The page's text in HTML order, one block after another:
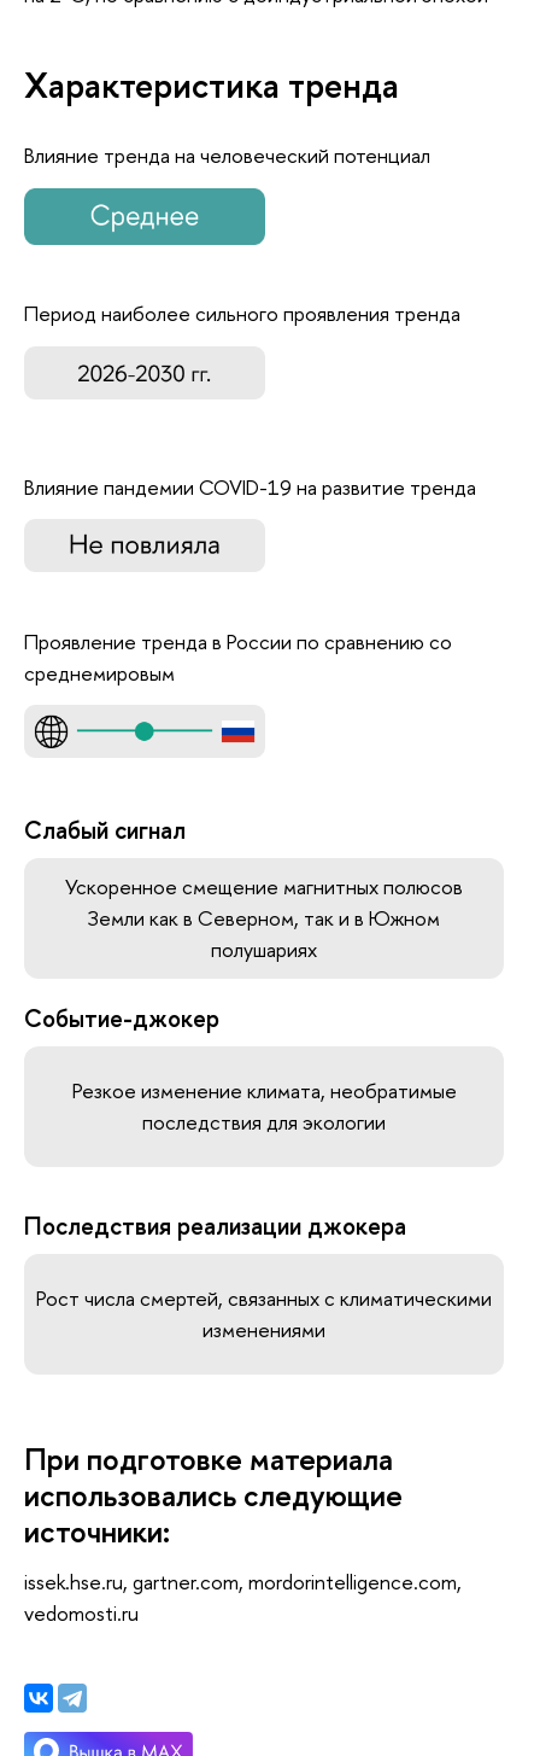
Характеристика тренда
Влияние тренда на человеческий потенциал
Период наиболее сильного проявления тренда
Влияние пандемии COVID-19 на развитие тренда
Проявление тренда в России по сравнению со
среднемировым
Слабый сигнал
Ускоренное смещение магнитных полюсов
Земли как в Северном, так и в Южном
полушариях
Событие-джокер
Резкое изменение климата, необратимые
последствия для экологии
Последствия реализации джокера
Рост числа смертей, связанных с климатическими
изменениями
При подготовке материала
использовались следующие
источники:
issek.hse.ru, gartner.com, mordorintelligence.com,
vedomosti.ru